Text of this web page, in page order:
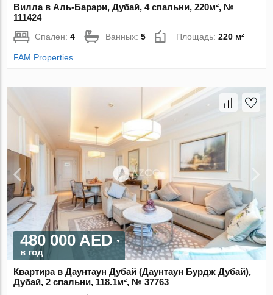
Вилла в Аль-Барари, Дубай, 4 спальни, 220м², №
111424
Спален:4 Ванных:5 Площадь:220 м²
FAM Properties
480 000 AED
в год
Квартира в Даунтаун Дубай (Даунтаун Бурдж Дубай),
Дубай, 2 спальни, 118.1м², № 37763